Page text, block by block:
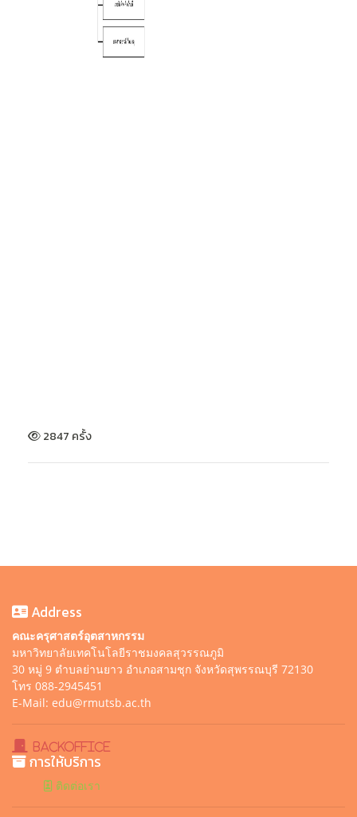
2847 ครั้ง
Address
คณะครุศาสตร์อุตสาหกรรม
มหาวิทยาลัยเทคโนโลยีราชมงคลสุวรรณภูมิ
30 หมู่ 9 ตำบลย่านยาว อำเภอสามชุก จังหวัดสุพรรณบุรี 72130
โทร 088-2945451
E-Mail: edu@rmutsb.ac.th
BackOffice
การให้บริการ
ติดต่อเรา